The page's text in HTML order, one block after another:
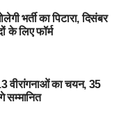
भर्ती का पिटारा, दिसंबर
के लिए फॉर्म
वीरांगनाओं का चयन, 35
सम्मानित